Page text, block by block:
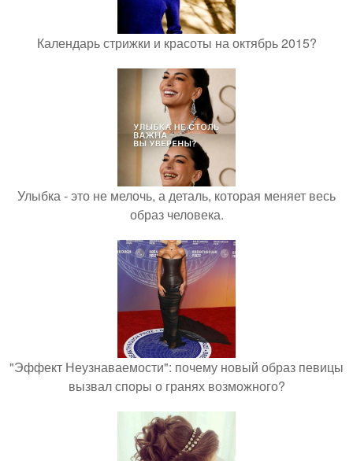
Календарь стрижки и красоты на октябрь 2015?
Улыбка - это не мелочь, а деталь, которая меняет весь
образ человека.
"Эффект Неузнаваемости": почему новый образ певицы
вызвал споры о гранях возможного?